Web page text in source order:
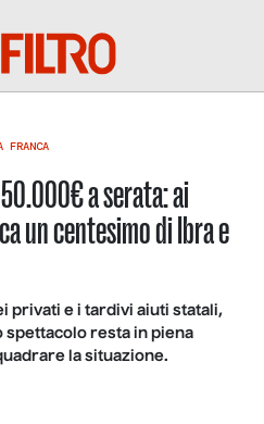
FRANCA
a serata: ai
un centesimo di Ibra e
privati e i tardivi aiuti statali,
resta in piena
la situazione.